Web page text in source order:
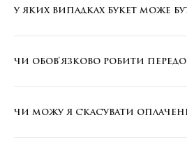
У ЯКИХ ВИПАДКАХ БУКЕТ МОЖЕ
ЧИ ОБОВ'ЯЗКОВО РОБИТИ
ЧИ МОЖУ Я СКАСУВАТИ